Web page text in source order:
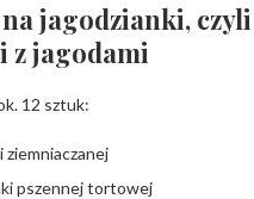
jagodzianki,
z jagodami
12 sztuk:
ziemniaczanej
pszennej tortowej